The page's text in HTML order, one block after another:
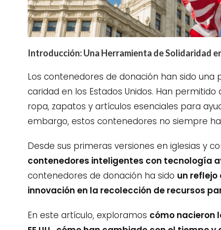
Introducción: Una Herramienta de Solidaridad
Los contenedores de donación han sido
caridad en los Estados Unidos. Han
ropa, zapatos y artículos esenciales para
embargo, estos contenedores no siempre
Desde sus primeras versiones en iglesias y
contenedores inteligentes con tecnología
contenedores de donación ha sido un reflejo
innovación en la recolección de recursos
En este artículo, exploramos cómo nacieron